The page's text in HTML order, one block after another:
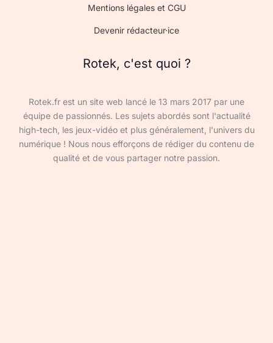
Mentions légales et CGU
Devenir rédacteur·ice
Rotek, c'est quoi ?
Rotek.fr est un site web lancé le 13 mars 2017 par une
équipe de passionnés. Les sujets abordés sont l'actualité
high-tech, les jeux-vidéo et plus généralement, l'univers du
numérique ! Nous nous efforçons de rédiger du contenu de
qualité et de vous partager notre passion.